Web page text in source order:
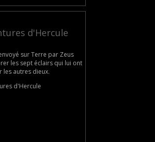
d'Hercule
sur Terre par Zeus
les sept éclairs qui lui ont
les autres dieux.